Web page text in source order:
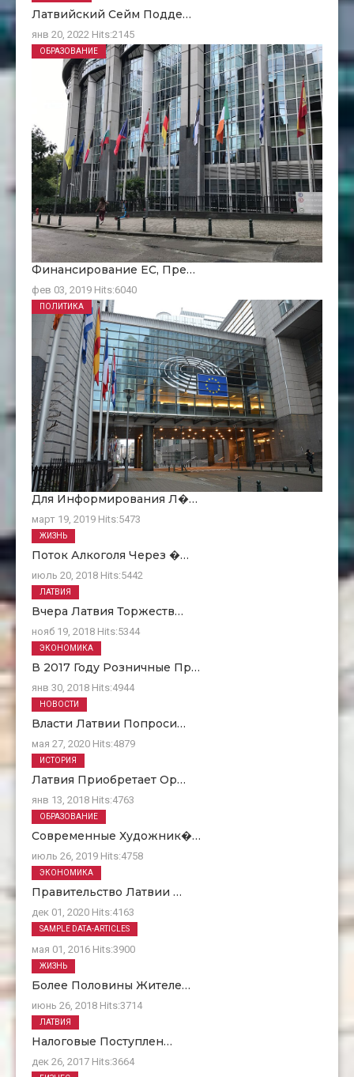
Латвийский Сейм Подде…
янв 20, 2022 Hits:2145
Финансирование ЕC, Пре…
фев 03, 2019 Hits:6040
ОБРАЗОВАНИЕ
Для Информирования Л�…
март 19, 2019 Hits:5473
ПОЛИТИКА
Поток Алкоголя Через �…
июль 20, 2018 Hits:5442
ЖИЗНЬ
Вчера Латвия Торжеств…
нояб 19, 2018 Hits:5344
ЛАТВИЯ
В 2017 Году Розничные Пр…
янв 30, 2018 Hits:4944
ЭКОНОМИКА
Власти Латвии Попроси…
мая 27, 2020 Hits:4879
НОВОСТИ
Латвия Приобретает Ор…
янв 13, 2018 Hits:4763
ИСТОРИЯ
Современные Художник�…
июль 26, 2019 Hits:4758
ОБРАЗОВАНИЕ
Правительство Латвии …
дек 01, 2020 Hits:4163
ЭКОНОМИКА
О Нас
мая 01, 2016 Hits:3900
SAMPLE DATA-ARTICLES
Более Половины Жителе…
июнь 26, 2018 Hits:3714
ЖИЗНЬ
Налоговые Поступлен…
дек 26, 2017 Hits:3664
ЛАТВИЯ